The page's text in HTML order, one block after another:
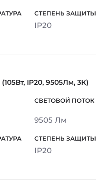
IP20
IP20, 9505Лм, 3К)
9505 Лм
IP20